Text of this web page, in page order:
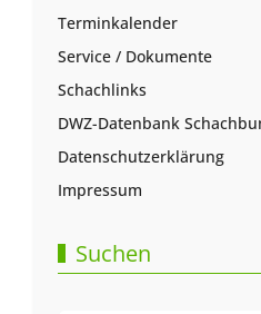
Terminkalender
Service / Dokumente
Schachlinks
DWZ-Datenbank
Datenschutzerklärung
Impressum
Suchen